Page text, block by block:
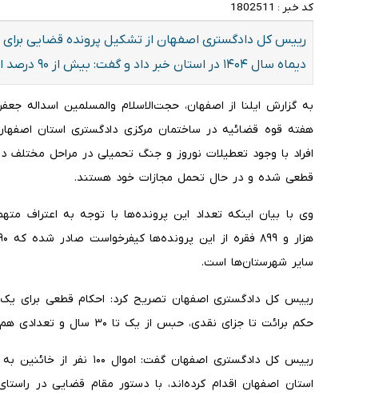
کد خبر : 1802511
دیماه سال ۱۴۰۴ در استان خبر داد و گفت: بیش از ۹۰ درصد این پرونده‌ها تاکنون رسیدگی شده است.
به گزارش ایلنا از اصفهان، حجت‌الاسلام والمسلمین
هفته قوه قضائیه در ساختمان مرکزی دادگستری استان
افراد با وجود تعطیلات نوروز و جنگ تحمیلی در مراحل مختلف
قطعی شده و در حال تحمل مجازات خود هستند.
سایر شهرستان‌ها است.
حکم برائت تا جزای نقدی، حبس از یک تا ۳۰ سال و تعدادی هم اعدام وجود دارد.
رییس کل دادگستری اصفهان
استان اصفهان اقدام کرده‌اند، با دستور مقام قضایی در